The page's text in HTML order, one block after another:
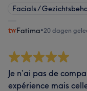
Facials /
Fatima•20 dagen
Je n’ai pas de
expérience mais